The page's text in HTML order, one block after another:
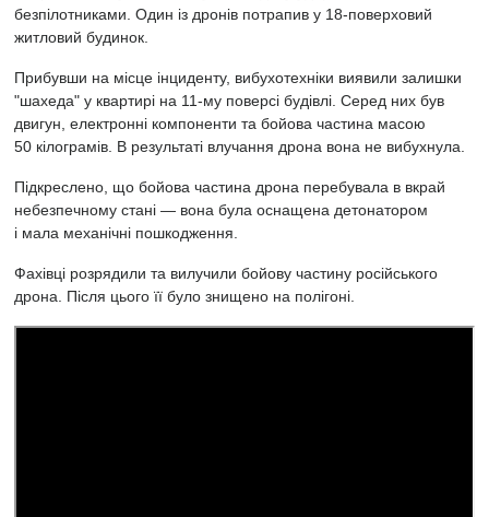
безпілотниками. Один із дронів потрапив у 18-поверховий
житловий будинок.
Прибувши на місце інциденту, вибухотехніки виявили залишки
"шахеда" у квартирі на 11-му поверсі будівлі. Серед них був
двигун, електронні компоненти та бойова частина масою
50 кілограмів. В результаті влучання дрона вона не вибухнула.
Підкреслено, що бойова частина дрона перебувала в вкрай
небезпечному стані — вона була оснащена детонатором
і мала механічні пошкодження.
Фахівці розрядили та вилучили бойову частину російського
дрона. Після цього її було знищено на полігоні.